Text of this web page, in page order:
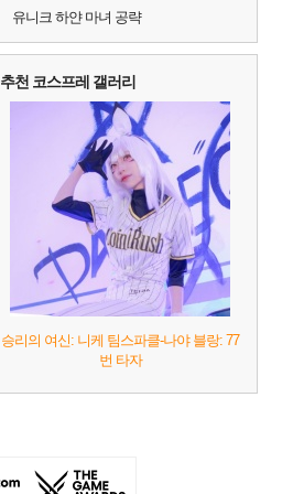
유니크 하얀 마녀 공략
추천 코스프레 갤러리
승리의 여신: 니케 팀스파클-나야 블랑: 77
번 타자